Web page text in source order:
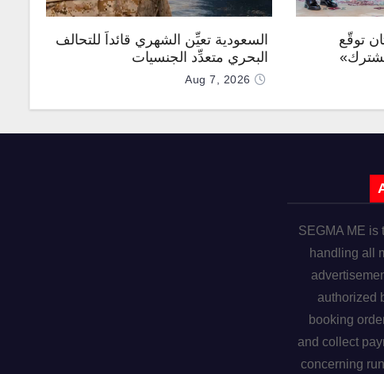
توقّع
السعودية تعيِّن الشهري قائداً للتحالف
البحري متعدِّد الجنسيات
Aug 7, 2026
SEGMA ME is
handling all
authorized
booking
and collect
concerning